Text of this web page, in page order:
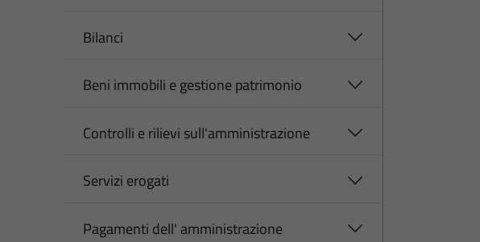
Bilanci
Beni immobili e gestione patrimonio
Controlli e rilievi sull'amministrazione
Servizi erogati
Pagamenti dell' amministrazione